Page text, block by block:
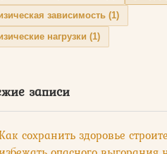
зависимость (1)
нагрузки (1)
записи
сохранить здоровье